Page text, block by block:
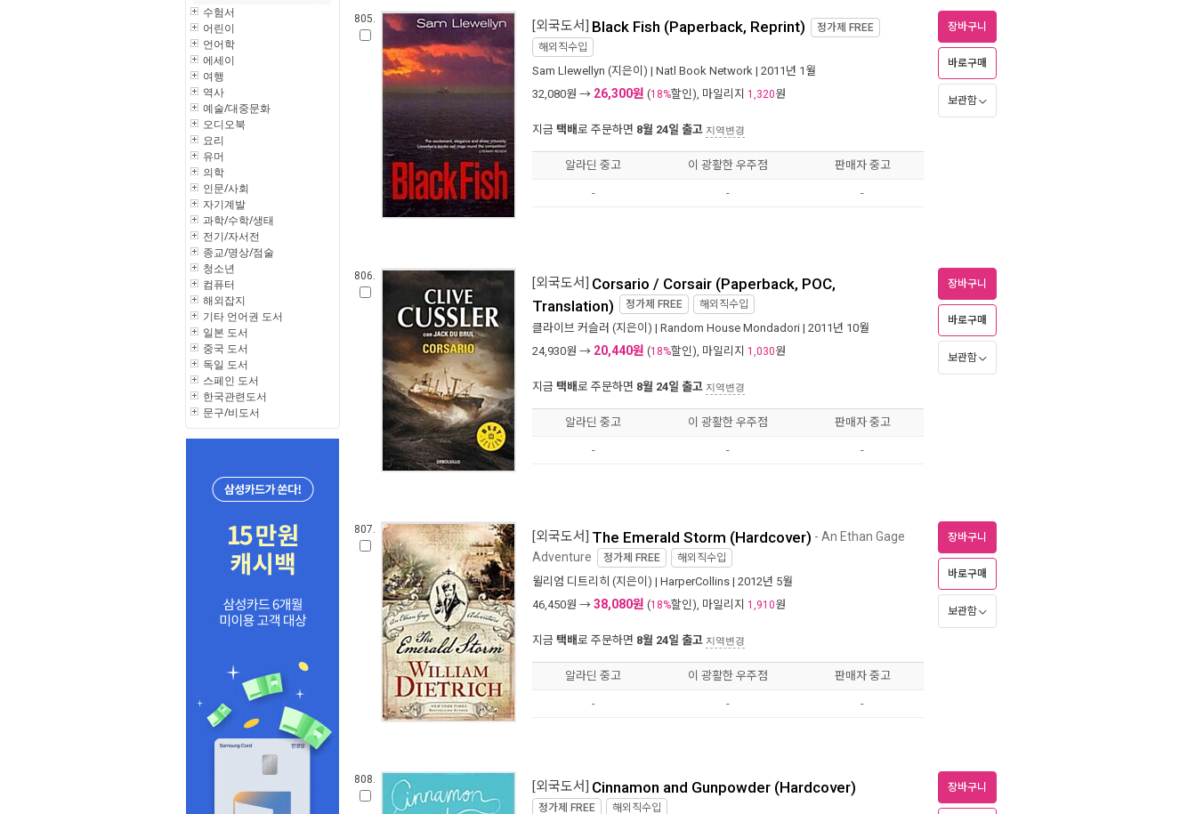
수험서
어린이
언어학
에세이
여행
역사
예술/대중문화
오디오북
요리
유머
의학
인문/사회
자기계발
과학/수학/생태
전기/자서전
종교/명상/점술
청소년
컴퓨터
해외잡지
기타 언어권 도서
일본 도서
중국 도서
독일 도서
스페인 도서
한국관련도서
문구/비도서
805. [외국도서] Black Fish (Paperback, Reprint) 정가제 FREE
해외직수입
Sam Llewellyn (지은이) | Natl Book Network | 2011년 1월
32,080원 → 26,300원 (18%할인), 마일리지 1,320원
지금 택배로 주문하면 8월 24일 출고 지역변경
장바구니
바로구매
보관함
알라딘 중고 이 광활한 우주점 판매자 중고
- - -
806. [외국도서] Corsario / Corsair (Paperback, POC,
Translation) 정가제 FREE 해외직수입
클라이브 커슬러 (지은이) | Random House Mondadori | 2011년 10월
24,930원 → 20,440원 (18%할인), 마일리지 1,030원
지금 택배로 주문하면 8월 24일 출고 지역변경
장바구니
바로구매
보관함
알라딘 중고 이 광활한 우주점 판매자 중고
- - -
807. [외국도서] The Emerald Storm (Hardcover) - An Ethan Gage
Adventure 정가제 FREE 해외직수입
윌리엄 디트리히 (지은이) | HarperCollins | 2012년 5월
46,450원 → 38,080원 (18%할인), 마일리지 1,910원
지금 택배로 주문하면 8월 24일 출고 지역변경
장바구니
바로구매
보관함
알라딘 중고 이 광활한 우주점 판매자 중고
- - -
808. [외국도서] Cinnamon and Gunpowder (Hardcover)
정가제 FREE 해외직수입
장바구니